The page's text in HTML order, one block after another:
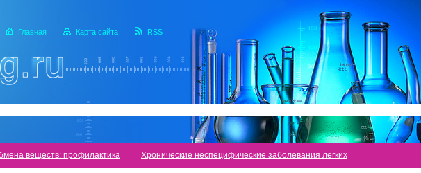
Главная Карта сайта RSS
веществ: профилактика Хронические неспецифические заболевания легких